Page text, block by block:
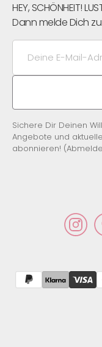
HEY, SCHÖNHEIT!
Dann melde Dich
Deine
Mail-
Sichere Dir Deinen
Angebote und
abonnieren!